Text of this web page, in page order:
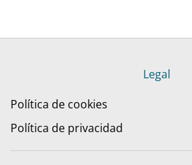
Legal
Política de cookies
Política de privacidad